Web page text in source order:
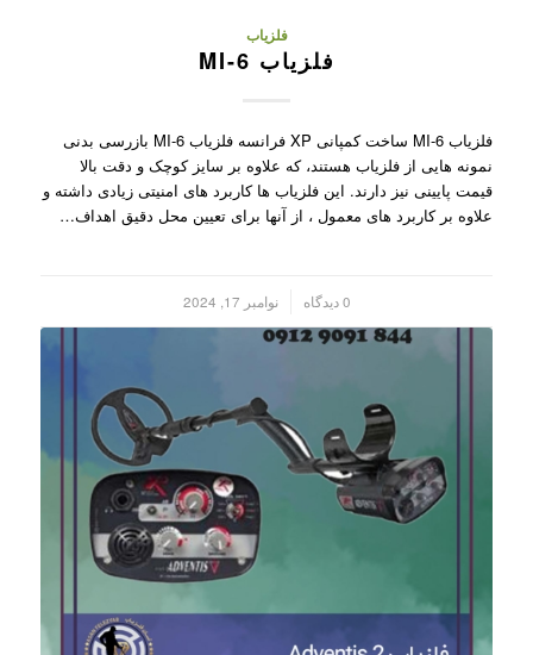
فلزیاب
فلزیاب MI-6
فلزیاب MI-6 ساخت کمپانی XP فرانسه فلزیاب MI-6 بازرسی بدنی
نمونه هایی از فلزیاب هستند، که علاوه بر سایز کوچک و دقت بالا
قیمت پایینی نیز دارند. این فلزیاب ها کاربرد های امنیتی زیادی داشته و
علاوه بر کاربرد های معمول ، از آنها برای تعیین محل دقیق اهداف…
0 دیدگاه نوامبر 17, 2024